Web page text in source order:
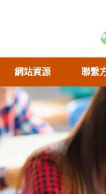
網站資源 聯繫